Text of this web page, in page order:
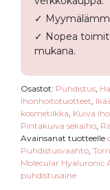
✓
✓ Nopea
mukana.
Osastot: Puhdistus,
Ihonhoitotuotteet,
kosmetiikka, Kuiva iho
Pintakuiva sekaiho,
Avainsanat tuotteelle
Puhdistusvaahto,
Molecular Hyaluronic
puhdistusaine